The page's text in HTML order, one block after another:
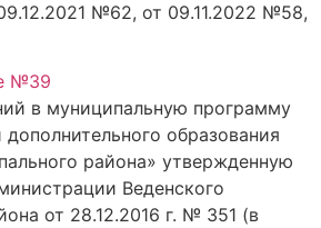
№62, от 09.11.2022 №58,
№39
в муниципальную программу
образования
района» утвержденную
Веденского
от 28.12.2016 г. № 351 (в